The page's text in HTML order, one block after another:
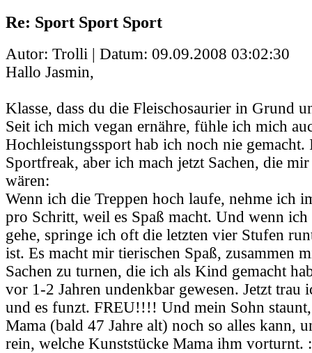
Re: Sport Sport Sport
Autor: Trolli | Datum: 09.09.2008 03:02:30
Hallo Jasmin,
Klasse, dass du die Fleischosaurier in Grund
Seit ich mich vegan ernähre, fühle ich mich
Hochleistungssport hab ich noch nie
Sportfreak, aber ich mach jetzt Sachen, die
wären:
Wenn ich die Treppen hoch laufe, nehme ich
pro Schritt, weil es Spaß macht. Und wenn ich
gehe, springe ich oft die letzten vier Stufen
ist. Es macht mir tierischen Spaß, zusammen
Sachen zu turnen, die ich als Kind gemacht
vor 1-2 Jahren undenkbar gewesen. Jetzt trau
und es funzt. FREU!!!! Und mein Sohn
Mama (bald 47 Jahre alt) noch so alles kann,
rein, welche Kunststücke Mama ihm vorturnt.